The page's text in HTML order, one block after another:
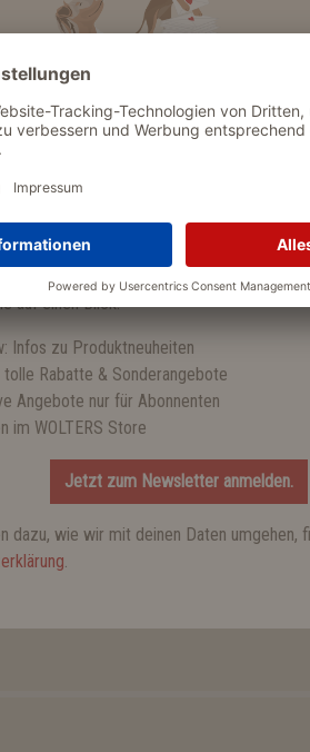
NEWSLETTER
Mit dem WOLTERS Newsletter
Jetzt zum Newsletter
Newsletter anmelden und einen 10
auf einen Blick:
Infos zu Produktneuheiten
Rabatte & Sonderangebote
Angebote nur für Abonnenten
im WOLTERS Store
Jetzt zum Newsletter anmelden.
dazu, wie wir mit deinen Daten umgehen,